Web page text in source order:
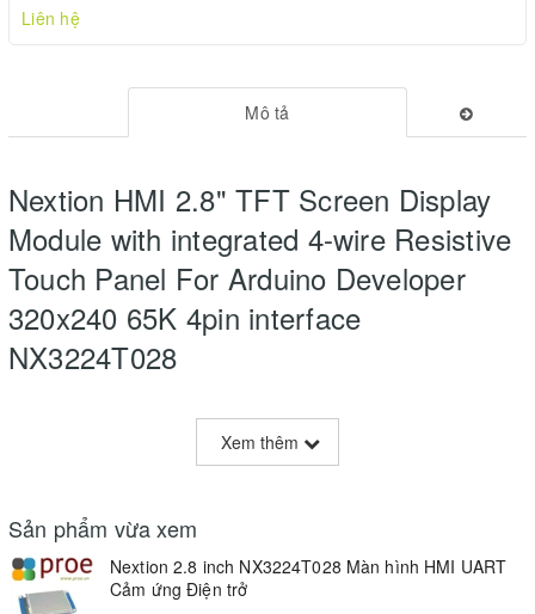
Liên hệ
Mô tả
Nextion HMI 2.8" TFT Screen Display
Module with integrated 4-wire Resistive
Touch Panel For Arduino Developer
320x240 65K 4pin interface
NX3224T028
Nextion is a seamless Human Machine Interface (HMI) solution
human and a process, machine, application or appliance. Nextion
is mainly applied to Internet of thing (IoT) or consumer electronics
field. It is the best solution to replace the traditional LCD and LED
Nixie tube.
Xem thêm
Sản phẩm vừa xem
Nextion 2.8 inch NX3224T028 Màn hình HMI UART
Cảm ứng Điện trở